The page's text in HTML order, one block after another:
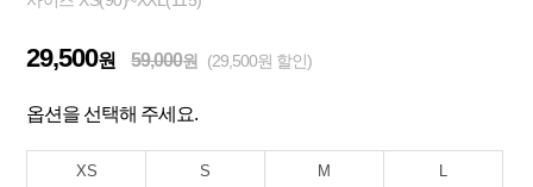
29,500원 59,000원 (29,500원 할인)
옵션을 선택해 주세요.
XS S M L